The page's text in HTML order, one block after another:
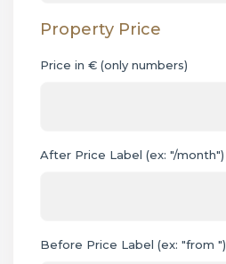
Property Price
Price in € (only numbers)
After Price Label (ex: "/month")
Before Price Label (ex: "from ")